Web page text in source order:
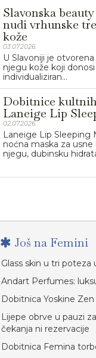
Slavonska
nudi vrhunske
kože
03.07.2026.
U Slavoniji je
njegu kože koji
individualiziran...
Dobitnice
Laneige Lip
02.07.2026.
Laneige Lip Sleeping
noćna maska za
njegu, dubinsku
Još na Femini
Glass skin u tri
Andart Perfumes:
Dobitnica Yoskine
Lijepe obrve u pauzi
čekanja ni rezervacije
Dobitnica Femina